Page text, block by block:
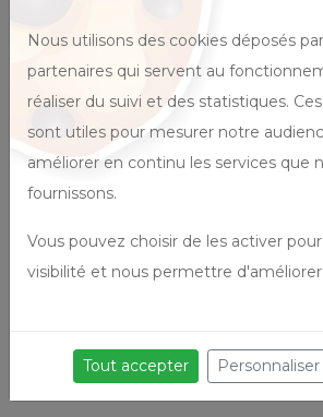
Vous serez
par
Isabelle JAMIN
Nous utilisons des cookies déposés
partenaires qui servent au
réaliser du suivi et des statistiques.
sont utiles pour mesurer notre
améliorer en continu les services que
fournissons.
Vous pouvez choisir de les activer
visibilité et nous permettre
Tout accepter Personnaliser